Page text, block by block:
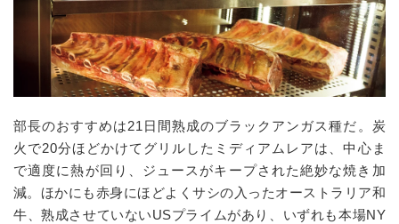
部長のおすすめは21日間熟成のブラックアンガス種だ。炭
火で20分ほどかけてグリルしたミディアムレアは、中心ま
で適度に熱が回り、ジュースがキープされた絶妙な焼き加
減。ほかにも赤身にほどよくサシの入ったオーストラリア和
牛、熟成させていないUSプライムがあり、いずれも本場NY